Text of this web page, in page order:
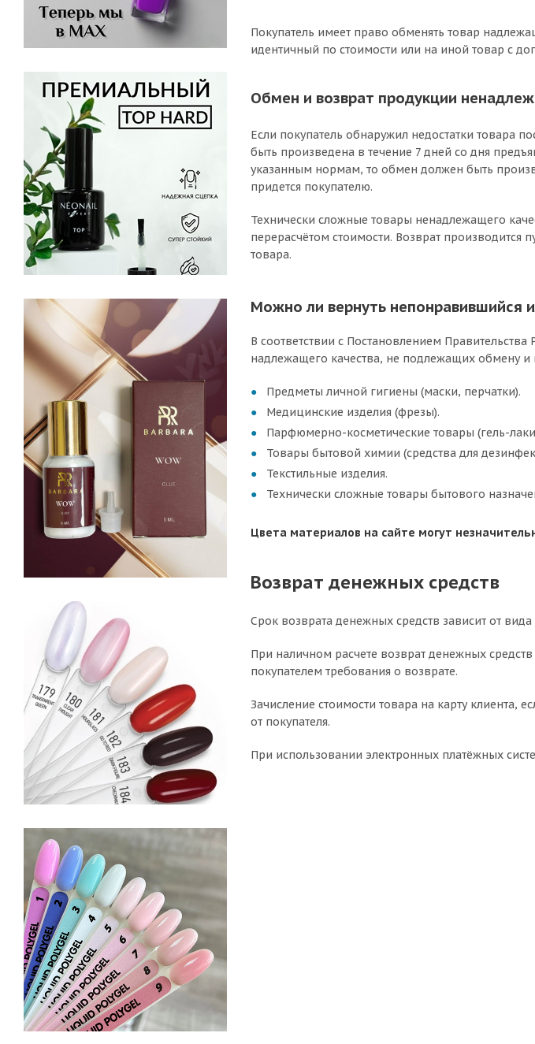
Покупатель имеет право обменять товар
идентичный по стоимости или на иной товар с
Обмен и возврат продукции
Если покупатель обнаружил недостатки товара
быть произведена в течение 7 дней со дня
указанным нормам, то обмен должен быть
придется покупателю.
Технически сложные товары ненадлежащего
перерасчётом стоимости. Возврат
товара.
Можно ли вернуть непонравившийся
В соответствии с Постановлением
надлежащего качества, не подлежащих обмену и
Предметы личной гигиены (маски, перчатки).
Медицинские изделия (фрезы).
Парфюмерно-косметические товары (гель-
Товары бытовой химии (средства для
Текстильные изделия.
Технически сложные товары бытового
Цвета материалов на сайте могут
Возврат денежных средств
Срок возврата денежных средств зависит от
При наличном расчете возврат денежных
покупателем требования о возврате.
Зачисление стоимости товара на карту клиента,
от покупателя.
При использовании электронных платёжных